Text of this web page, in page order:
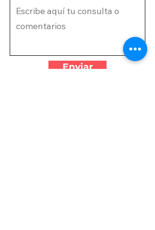
Enviar